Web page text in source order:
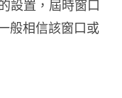
設置，屆時窗口
般相信該窗口或